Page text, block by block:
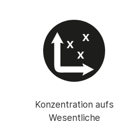
Konzentration aufs
Wesentliche